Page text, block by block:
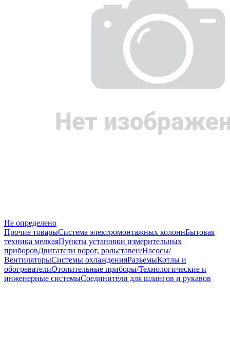
Не определено
Прочие товарыСистема электромонтажных колоннБытовая
техника мелкаяПункты установки измерительных
приборовДвигатели ворот, рольставен/Насосы/
ВентиляторыСистемы охлажденияРазъемыКотлы и
обогревателиОтопительные приборы/Технологические и
инженерные системыСоединители для шлангов и рукавов